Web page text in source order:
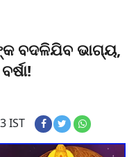
ବଦଳିଯିବ ଭାଗ୍ୟ,
IST